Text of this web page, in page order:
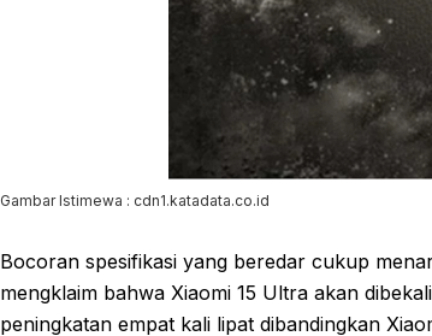
Gambar Istimewa : cdn1.katadata.co.id
Bocoran spesifikasi yang beredar cukup
mengklaim bahwa Xiaomi 15 Ultra akan
peningkatan empat kali lipat dibandingkan